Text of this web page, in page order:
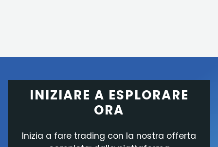
INIZIARE A ESPLORARE
ORA
Inizia a fare trading con la nostra offerta